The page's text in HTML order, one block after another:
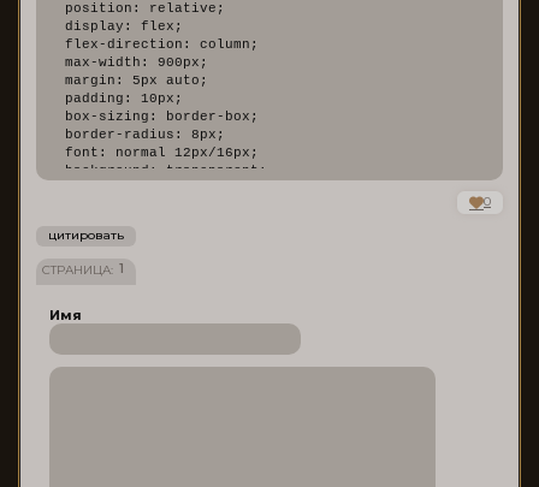
  position: relative;
  display: flex;
  flex-direction: column;
  max-width: 900px;
  margin: 5px auto;
  padding: 10px;
  box-sizing: border-box;
  border-radius: 8px;
  font: normal 12px/16px;
  background: transparent;
  font-size: 20px;
  text-align: center;
  text-transform: uppercase;
  padding-bottom: 5px;
  width: 100%;
  letter-spacing: 1px;
}
0
цитировать
СТРАНИЦА: 1
Имя